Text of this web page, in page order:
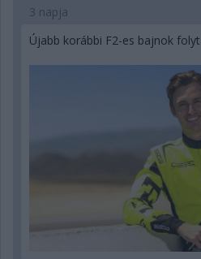
3 napja
Újabb korábbi F2-es bajnok